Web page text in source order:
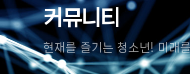
주
조
오시
커뮤니티
현재를 즐기는 청소년! 미래